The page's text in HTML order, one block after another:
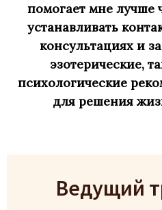
помогает мне лучше
устанавливать
консультациях и
эзотерические,
психологические
для решения
Ведущий